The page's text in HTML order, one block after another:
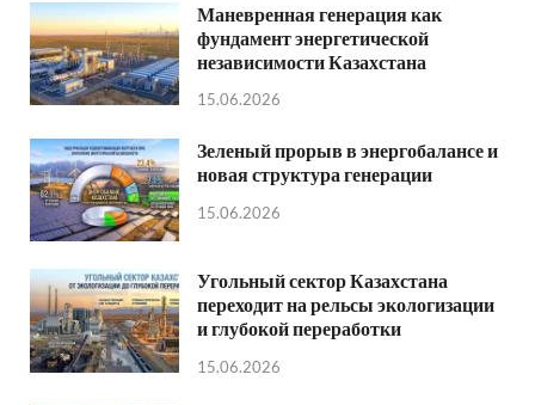
Маневренная генерация как
фундамент энергетической
независимости Казахстана
15.06.2026
Зеленый прорыв в энергобалансе и
новая структура генерации
15.06.2026
Угольный сектор Казахстана
переходит на рельсы экологизации
и глубокой переработки
15.06.2026